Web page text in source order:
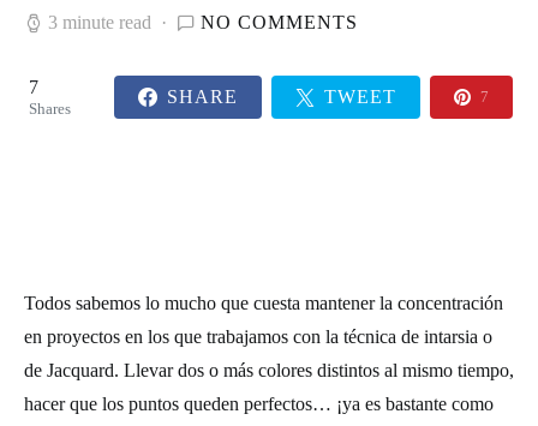
3 minute read NO COMMENTS
7
Shares
SHARE TWEET 7
Todos sabemos lo mucho que cuesta mantener la concentración
en proyectos en los que trabajamos con la técnica de intarsia o
de Jacquard. Llevar dos o más colores distintos al mismo tiempo,
hacer que los puntos queden perfectos… ¡ya es bastante como